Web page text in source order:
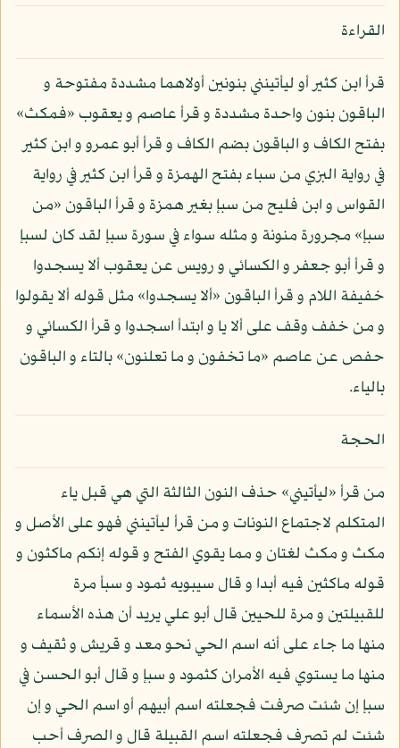
القراءة
قرأ ابن كثير أو ليأتينني بنونين أولاهما مشددة مفتوحة و
الباقون بنون واحدة مشددة و قرأ عاصم و يعقوب «فمكث»
بفتح الكاف و الباقون بضم الكاف و قرأ أبو عمرو و ابن كثير
في رواية البزي من سباء بفتح الهمزة و قرأ ابن كثير في رواية
القواس و ابن فليح من سبإ بغير همزة و قرأ الباقون «من
سبإ» مجرورة منونة و مثله سواء في سورة سبإ لقد كان لسبإ
و قرأ أبو جعفر و الكسائي و رويس عن يعقوب ألا يسجدوا
خفيفة اللام و قرأ الباقون «ألا يسجدوا» مثل قوله ألا يقولوا
و من خفف وقف على ألا يا و ابتدأ اسجدوا و قرأ الكسائي و
حفص عن عاصم «ما تخفون و ما تعلنون» بالتاء و الباقون
بالياء.
الحجة
من قرأ «ليأتيني» حذف النون الثالثة التي هي قبل ياء
المتكلم لاجتماع النونات و من قرأ ليأتينني فهو على الأصل و
مكث و مكث لغتان و مما يقوي الفتح و قوله إنكم ماكثون و
قوله ماكثين فيه أبدا و قال سيبويه ثمود و سبأ مرة
للقبيلتين و مرة للحيين قال أبو علي يريد أن هذه الأسماء
منها ما جاء على أنه اسم الحي نحو معد و قريش و ثقيف و
منها ما يستوي فيه الأمران كثمود و سبإ و قال أبو الحسن في
سبإ إن شئت صرفت فجعلته اسم أبيهم أو اسم الحي و إن
شئت لم تصرف فجعلته اسم القبيلة قال و الصرف أحب